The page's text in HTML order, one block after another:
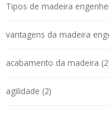
Tipos de madeira
vantagens da madeira
acabamento da madeira
agilidade (2)